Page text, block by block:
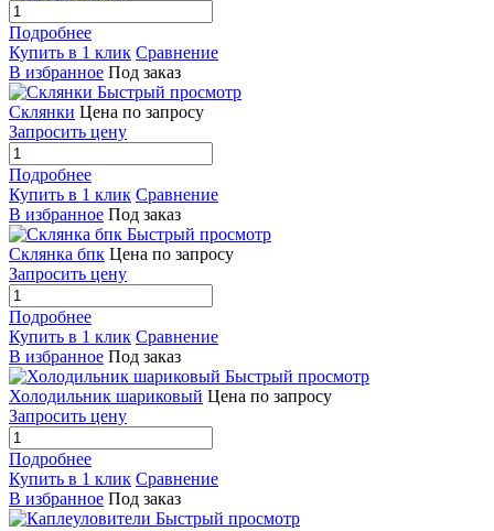
Подробнее
Купить в 1 клик Сравнение
В избранное Под заказ
Быстрый просмотр
Склянки Цена по запросу
Запросить цену
Подробнее
Купить в 1 клик Сравнение
В избранное Под заказ
Быстрый просмотр
Склянка бпк Цена по запросу
Запросить цену
Подробнее
Купить в 1 клик Сравнение
В избранное Под заказ
Быстрый просмотр
Холодильник шариковый Цена по запросу
Запросить цену
Подробнее
Купить в 1 клик Сравнение
В избранное Под заказ
Быстрый просмотр